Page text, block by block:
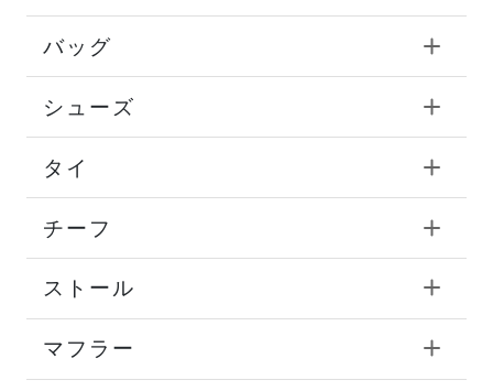
バッグ
シューズ
タイ
チーフ
ストール
マフラー